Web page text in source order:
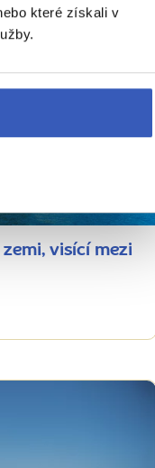
které získali v
visící mezi